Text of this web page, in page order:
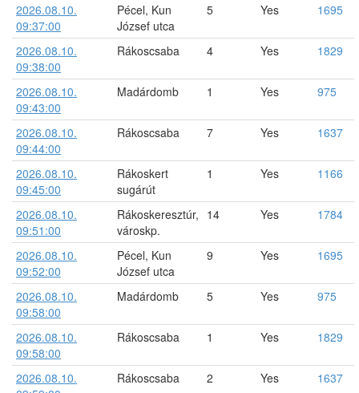
2026.08.10.
09:37:00
Pécel, Kun
József utca
5 Yes 1695
2026.08.10.
09:38:00
Rákoscsaba 4 Yes 1829
2026.08.10.
09:43:00
Madárdomb 1 Yes 975
2026.08.10.
09:44:00
Rákoscsaba 7 Yes 1637
2026.08.10.
09:45:00
Rákoskert
sugárút
1 Yes 1166
2026.08.10.
09:51:00
Rákoskeresztúr,
városkp.
14 Yes 1784
2026.08.10.
09:52:00
Pécel, Kun
József utca
9 Yes 1695
2026.08.10.
09:58:00
Madárdomb 5 Yes 975
2026.08.10.
09:58:00
Rákoscsaba 1 Yes 1829
2026.08.10.
Rákoscsaba 2 Yes 1637